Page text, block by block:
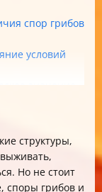
спор грибов
условий
значение
значение
структуры,
Но не стоит
споры грибов и